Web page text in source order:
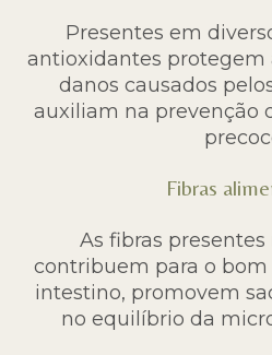
Presentes em
antioxidantes protegem
danos causados
auxiliam na prevenção
Fibras
As fibras
contribuem para o
intestino, promovem
no equilíbrio da